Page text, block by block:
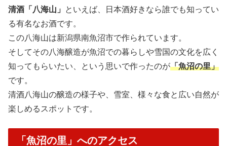
清酒「八海山」
といえば、日本酒好きなら誰でも知ってい
る有名なお酒です。
この八海山は新潟県南魚沼市で作られています。
そしてその八海醸造が魚沼での暮らしや雪国の文化を広く
知ってもらいたい、という思いで作ったのが「魚沼の里」
です。
清酒八海山の醸造の様子や、雪室、様々な食と広い自然が
楽しめるスポットです。
「魚沼の里」へのアクセス